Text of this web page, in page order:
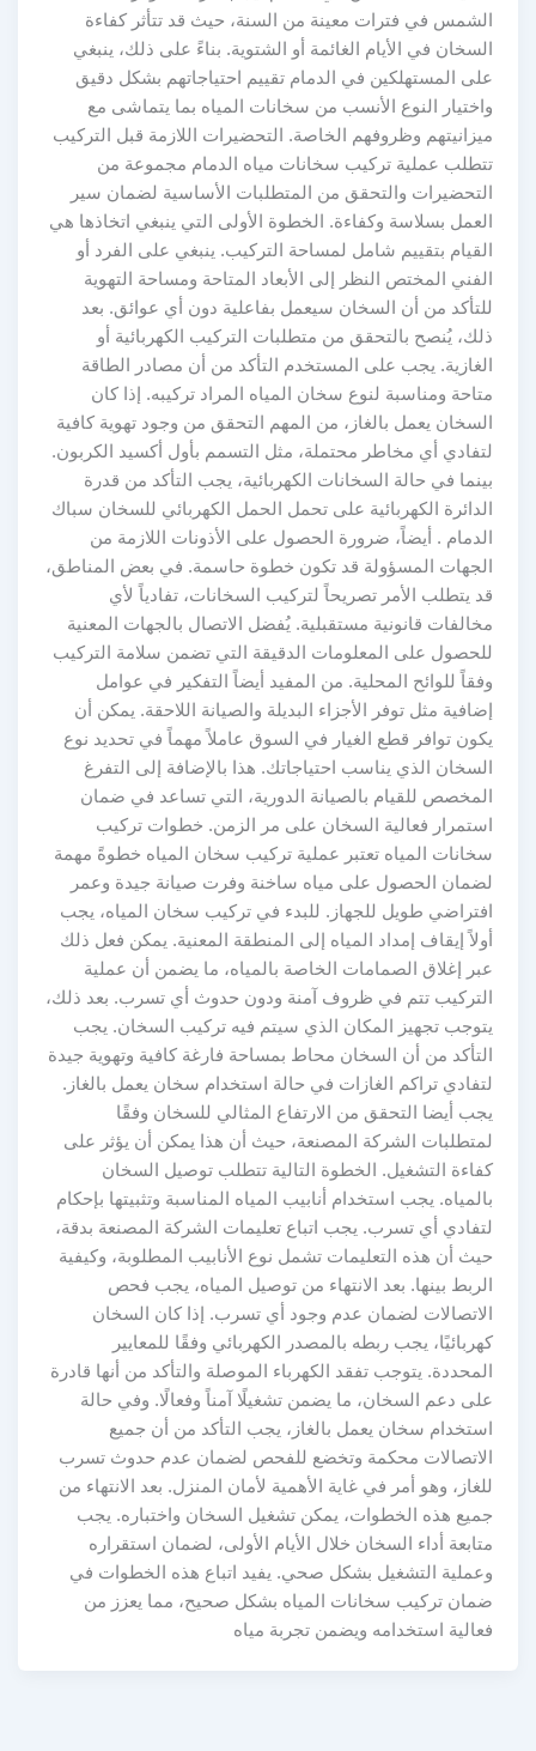
الشمس في فترات معينة من السنة، حيث قد تتأثر كفاءة
السخان في الأيام الغائمة أو الشتوية. بناءً على ذلك، ينبغي
على المستهلكين في الدمام تقييم احتياجاتهم بشكل دقيق
واختيار النوع الأنسب من سخانات المياه بما يتماشى مع
ميزانيتهم وظروفهم الخاصة. التحضيرات اللازمة قبل التركيب
تتطلب عملية تركيب سخانات مياه الدمام مجموعة من
التحضيرات والتحقق من المتطلبات الأساسية لضمان سير
العمل بسلاسة وكفاءة. الخطوة الأولى التي ينبغي اتخاذها هي
القيام بتقييم شامل لمساحة التركيب. ينبغي على الفرد أو
الفني المختص النظر إلى الأبعاد المتاحة ومساحة التهوية
للتأكد من أن السخان سيعمل بفاعلية دون أي عوائق. بعد
ذلك، يُنصح بالتحقق من متطلبات التركيب الكهربائية أو
الغازية. يجب على المستخدم التأكد من أن مصادر الطاقة
متاحة ومناسبة لنوع سخان المياه المراد تركيبه. إذا كان
السخان يعمل بالغاز، من المهم التحقق من وجود تهوية كافية
لتفادي أي مخاطر محتملة، مثل التسمم بأول أكسيد الكربون.
بينما في حالة السخانات الكهربائية، يجب التأكد من قدرة
الدائرة الكهربائية على تحمل الحمل الكهربائي للسخان سباك
الدمام . أيضاً، ضرورة الحصول على الأذونات اللازمة من
الجهات المسؤولة قد تكون خطوة حاسمة. في بعض المناطق،
قد يتطلب الأمر تصريحاً لتركيب السخانات، تفادياً لأي
مخالفات قانونية مستقبلية. يُفضل الاتصال بالجهات المعنية
للحصول على المعلومات الدقيقة التي تضمن سلامة التركيب
وفقاً للوائح المحلية. من المفيد أيضاً التفكير في عوامل
إضافية مثل توفر الأجزاء البديلة والصيانة اللاحقة. يمكن أن
يكون توافر قطع الغيار في السوق عاملاً مهماً في تحديد نوع
السخان الذي يناسب احتياجاتك. هذا بالإضافة إلى التفرغ
المخصص للقيام بالصيانة الدورية، التي تساعد في ضمان
استمرار فعالية السخان على مر الزمن. خطوات تركيب
سخانات المياه تعتبر عملية تركيب سخان المياه خطوةً مهمة
لضمان الحصول على مياه ساخنة وفرت صيانة جيدة وعمر
افتراضي طويل للجهاز. للبدء في تركيب سخان المياه، يجب
أولاً إيقاف إمداد المياه إلى المنطقة المعنية. يمكن فعل ذلك
عبر إغلاق الصمامات الخاصة بالمياه، ما يضمن أن عملية
التركيب تتم في ظروف آمنة ودون حدوث أي تسرب. بعد ذلك،
يتوجب تجهيز المكان الذي سيتم فيه تركيب السخان. يجب
التأكد من أن السخان محاط بمساحة فارغة كافية وتهوية جيدة
لتفادي تراكم الغازات في حالة استخدام سخان يعمل بالغاز.
يجب أيضا التحقق من الارتفاع المثالي للسخان وفقًا
لمتطلبات الشركة المصنعة، حيث أن هذا يمكن أن يؤثر على
كفاءة التشغيل. الخطوة التالية تتطلب توصيل السخان
بالمياه. يجب استخدام أنابيب المياه المناسبة وتثبيتها بإحكام
لتفادي أي تسرب. يجب اتباع تعليمات الشركة المصنعة بدقة،
حيث أن هذه التعليمات تشمل نوع الأنابيب المطلوبة، وكيفية
الربط بينها. بعد الانتهاء من توصيل المياه، يجب فحص
الاتصالات لضمان عدم وجود أي تسرب. إذا كان السخان
كهربائيًا، يجب ربطه بالمصدر الكهربائي وفقًا للمعايير
المحددة. يتوجب تفقد الكهرباء الموصلة والتأكد من أنها قادرة
على دعم السخان، ما يضمن تشغيلًا آمناً وفعالًا. وفي حالة
استخدام سخان يعمل بالغاز، يجب التأكد من أن جميع
الاتصالات محكمة وتخضع للفحص لضمان عدم حدوث تسرب
للغاز، وهو أمر في غاية الأهمية لأمان المنزل. بعد الانتهاء من
جميع هذه الخطوات، يمكن تشغيل السخان واختباره. يجب
متابعة أداء السخان خلال الأيام الأولى، لضمان استقراره
وعملية التشغيل بشكل صحي. يفيد اتباع هذه الخطوات في
ضمان تركيب سخانات المياه بشكل صحيح، مما يعزز من
فعالية استخدامه ويضمن تجربة مياه